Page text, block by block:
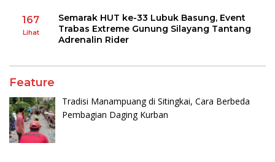
167
Lihat
Semarak HUT ke-33 Lubuk Basung, Event
Trabas Extreme Gunung Silayang Tantang
Adrenalin Rider
Feature
Tradisi Manampuang di Sitingkai, Cara Berbeda
Pembagian Daging Kurban